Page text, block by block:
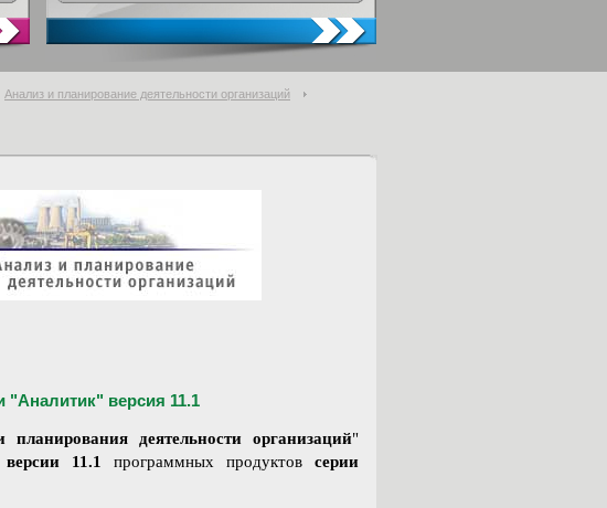
Анализ и планирование деятельности организаций
версия 11.1
планирования деятельности организаций"
версии 11.1 программных продуктов серии